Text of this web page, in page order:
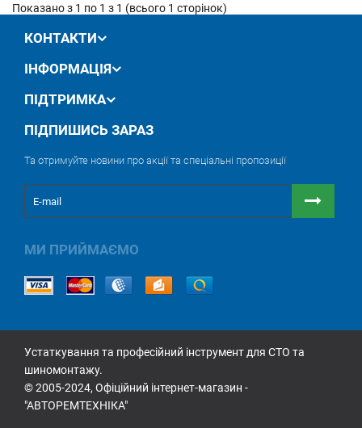
Показано з 1 по 1 з 1 (всього 1 сторінок)
КОНТАКТИ
ІНФОРМАЦІЯ
ПІДТРИМКА
ПІДПИШИСЬ ЗАРАЗ
Та отримуйте новини про акції та спеціальні пропозиції
МИ ПРИЙМАЄМО
Устаткування та професійний інструмент для СТО та
шиномонтажу.
© 2005-2024, Офіційний інтернет-магазин -
"АВТОРЕМТЕХНІКА"